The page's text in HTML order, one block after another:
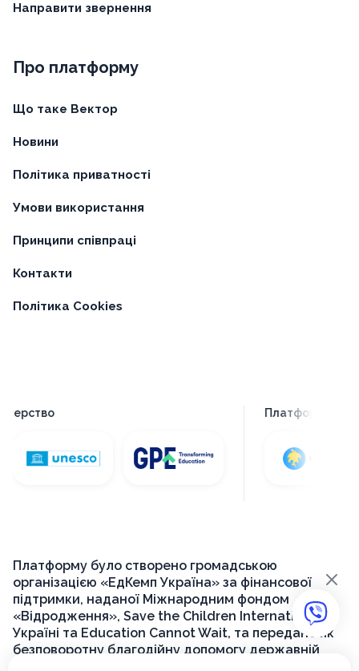
Направити звернення
Про платформу
Що таке Вектор
Новини
Політика приватності
Умови використання
Принципи співпраці
Контакти
Політика Cookies
Платформу створено
Платформу було створено громадською
організацією «ЕдКемп Україна» за фінансової
підтримки, наданої Міжнародним фондом
«Відродження», Save the Children International в
Україні та Education Cannot Wait, та передано як
безповоротну благодійну допомогу державній
×